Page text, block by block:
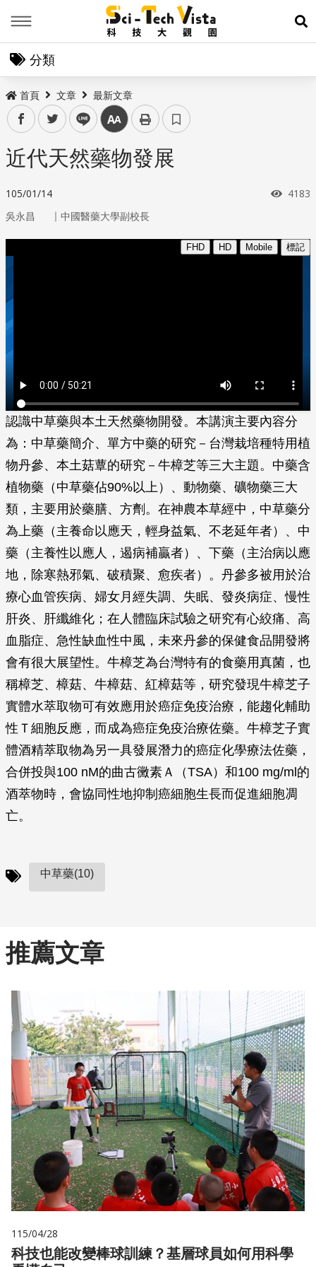
展
分類
首頁 文章 最新文章
facebooktwitter line 中
近代天然藥物發展
105/01/14 瀏覽
4183
吳永昌 ｜ 中國醫藥大學副校長
認識中草藥與本土天然藥物開發。本講演主要內容分
為：中草藥簡介、單方中藥的研究－台灣栽培種特用植
物丹參、本土菇蕈的研究－牛樟芝等三大主題。中藥含
植物藥（中草藥佔90%以上）、動物藥、礦物藥三大
類，主要用於藥膳、方劑。在神農本草經中，中草藥分
為上藥（主養命以應天，輕身益氣、不老延年者）、中
藥（主養性以應人，遏病補贏者）、下藥（主治病以應
地，除寒熱邪氣、破積聚、愈疾者）。丹參多被用於治
療心血管疾病、婦女月經失調、失眠、發炎病症、慢性
肝炎、肝纖維化；在人體臨床試驗之研究有心絞痛、高
血脂症、急性缺血性中風，未來丹參的保健食品開發將
會有很大展望性。牛樟芝為台灣特有的食藥用真菌，也
稱樟芝、樟菇、牛樟菇、紅樟菇等，研究發現牛樟芝子
實體水萃取物可有效應用於癌症免疫治療，能趨化輔助
性Ｔ細胞反應，而成為癌症免疫治療佐藥。牛樟芝子實
體酒精萃取物為另一具發展潛力的癌症化學療法佐藥，
合併投與100 nM的曲古黴素Ａ（TSA）和100 mg/ml的
酒萃物時，會協同性地抑制癌細胞生長而促進細胞凋
亡。
中草藥(10)
推薦文章
115/04/28
科技也能改變棒球訓練？基層球員如何用科學